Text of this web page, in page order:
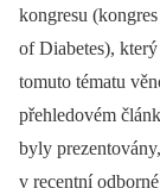
kongresu
of Diabetes),
tomuto tématu
přehledovém
byly
v recentní